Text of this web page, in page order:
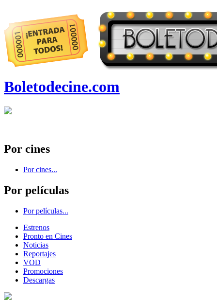
Boletodecine.com
Por cines
Por cines...
Por películas
Por películas...
Estrenos
Pronto en Cines
Noticias
Reportajes
VOD
Promociones
Descargas